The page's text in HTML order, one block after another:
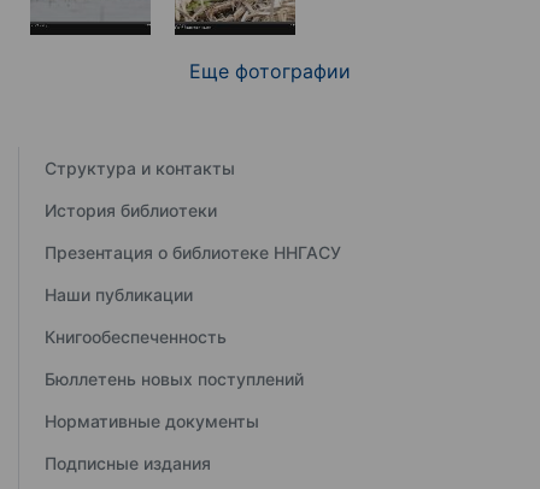
Еще фотографии
Структура и контакты
История библиотеки
Презентация о библиотеке ННГАСУ
Наши публикации
Книгообеспеченность
Бюллетень новых поступлений
Нормативные документы
Подписные издания